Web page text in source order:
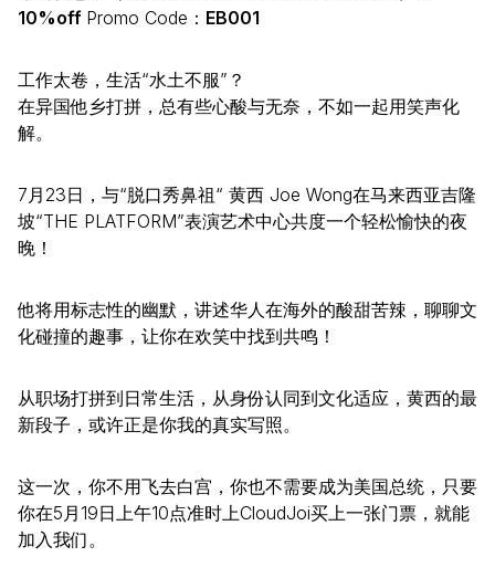
10%off Promo Code： EB001
工作太卷，生活“水土不服”？
在异国他乡打拼，总有些心酸与无奈，不如一起用笑声化
解。
7月23日，与“脱口秀鼻祖“ 黄西 Joe Wong在马来西亚吉隆
坡“THE PLATFORM”表演艺术中心共度一个轻松愉快的夜
晚！
他将用标志性的幽默，讲述华人在海外的酸甜苦辣，聊聊文
化碰撞的趣事，让你在欢笑中找到共鸣！
从职场打拼到日常生活，从身份认同到文化适应，黄西的最
新段子，或许正是你我的真实写照。
这一次，你不用飞去白宫，你也不需要成为美国总统，只要
你在5月19日上午10点准时上CloudJoi买上一张门票，就能
加入我们。